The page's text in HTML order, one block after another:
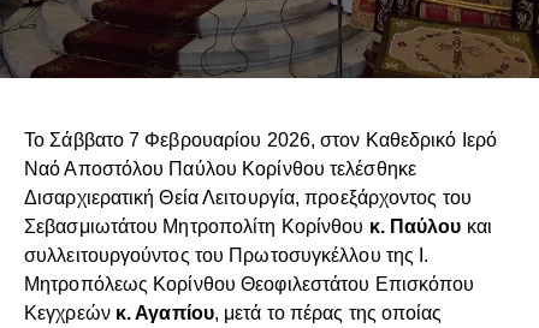
Το Σάββατο 7 Φεβρουαρίου 2026, στον Καθεδρικό Ιερό
Ναό Αποστόλου Παύλου Κορίνθου τελέσθηκε
Δισαρχιερατική Θεία Λειτουργία, προεξάρχοντος του
Σεβασμιωτάτου Μητροπολίτη Κορίνθου κ. Παύλου και
συλλειτουργούντος του Πρωτοσυγκέλλου της Ι.
Μητροπόλεως Κορίνθου Θεοφιλεστάτου Επισκόπου
Κεγχρεών κ. Αγαπίου, μετά το πέρας της οποίας